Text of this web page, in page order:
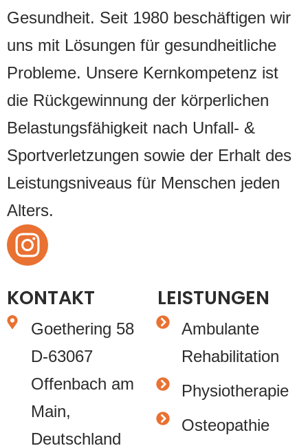
Gesundheit. Seit 1980 beschäftigen wir
uns mit Lösungen für gesundheitliche
Probleme. Unsere Kernkompetenz ist
die Rückgewinnung der körperlichen
Belastungsfähigkeit nach Unfall- &
Sportverletzungen sowie der Erhalt des
Leistungsniveaus für Menschen jeden
Alters.
KONTAKT
Goethering 58
D-63067
Offenbach am
Main,
Deutschland
LEISTUNGEN
Ambulante
Rehabilitation
Physiotherapie
Osteopathie